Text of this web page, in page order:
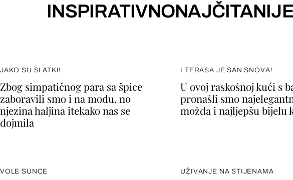
INSPIRATIVNONAJČITANIJE
JAKO SU SLATKI!
Zbog simpatičnog para sa špice
zaboravili smo i na modu, no
njezina haljina itekako nas se
dojmila
I TERASA JE SAN SNOVA!
U ovoj raskošnoj kući s
pronašli smo
možda i najljepšu bijelu
VOLE SUNCE UŽIVANJE NA STIJENAMA